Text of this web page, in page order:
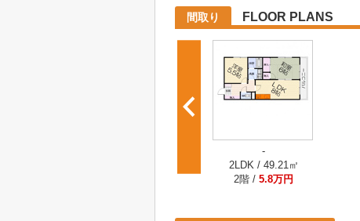
間取り FLOOR PLANS
-
2LDK / 49.21㎡
2階 / 5.8万円